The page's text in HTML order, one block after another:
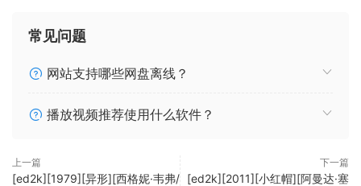
常见问题
网站支持哪些网盘离线？
播放视频推荐使用什么软件？
上一篇
[ed2k][1979][异形][西格妮·韦弗/
下一篇
[ed2k][2011][小红帽][阿曼达·塞